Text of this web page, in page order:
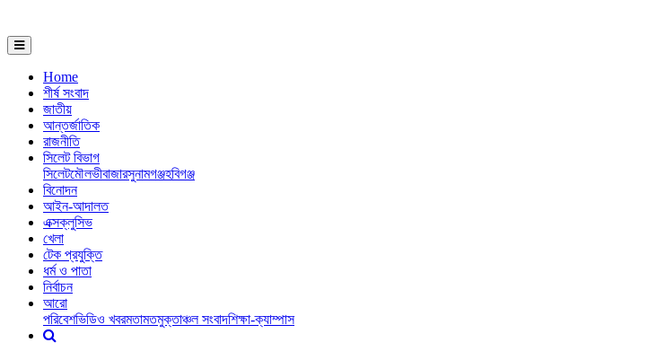
Home
শীর্ষ সংবাদ
জাতীয়
আন্তর্জাতিক
রাজনীতি
সিলেট বিভাগ
সিলেটমৌলভীবাজারসুনামগঞ্জহবিগঞ্জ
বিনোদন
আইন-আদালত
এক্সক্লুসিভ
খেলা
টেক প্রযুক্তি
ধর্ম ও পাতা
নির্বাচন
আরো
পরিবেশভিডিও খবরমতামতমুক্তাঞ্চল সংবাদশিক্ষা-ক্যাম্পাস